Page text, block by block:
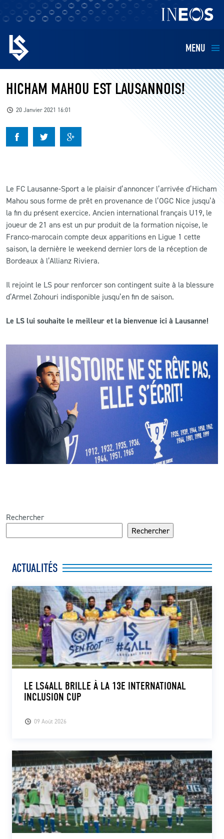
MENU
EQUIPES
BILLETTERIE
FANS
BUSINESS
RESTAURATION
CLUB
ACTUALITÉS
LS E-SHOP
LS ACADEMY CAMPS
MATCH DES CELEBRITES
PRESSE ET MEDIAS
HICHAM MAHOU EST LAUSANNOIS!
20 Janvier 2021 16:01
Le FC Lausanne-Sport a le plaisir d’annoncer l’arrivée d’Hicham
Mahou sous forme de prêt en provenance de l’OGC Nice jusqu’à
la fin du présent exercice. Ancien international français U19, le
joueur de 21 ans est un pur produit de la formation niçoise, le
Franco-marocain compte deux apparitions en Ligue 1 cette
saison, la dernière le weekend dernier lors de la réception de
Bordeaux à l’Allianz Riviera.
Il rejoint le LS pour renforcer son contingent suite à la blessure
d’Armel Zohouri indisponible jusqu’en fin de saison.
Le LS lui souhaite le meilleur et la bienvenue ici à Lausanne!
Rechercher
Rechercher
ACTUALITÉS
09 Août 2026
LE LS4ALL BRILLE À LA 13E INTERNATIONAL
INCLUSION CUP